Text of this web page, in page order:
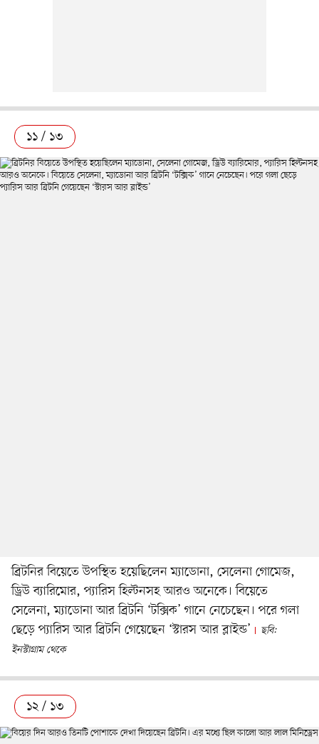
১১ / ১৩
ব্রিটনির বিয়েতে উপস্থিত হয়েছিলেন ম্যাডোনা, সেলেনা গোমেজ,
ড্রিউ ব্যারিমোর, প্যারিস হিল্টনসহ আরও অনেকে। বিয়েতে
সেলেনা, ম্যাডোনা আর ব্রিটনি ‘টক্সিক’ গানে নেচেছেন। পরে গলা
ছেড়ে প্যারিস আর ব্রিটনি গেয়েছেন ‘স্টারস আর ব্লাইন্ড’
ছবি:
ইনস্টাগ্রাম থেকে
১২ / ১৩